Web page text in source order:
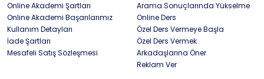
Online Akademi Şartları
Online Akademi Başarılarımız
Kullanım Detayları
İade Şartları
Mesafeli Satış Sözleşmesi
Arama Sonuçlarında Yükselme
Online Ders
Özel Ders Vermeye Başla
Özel Ders Vermek
Arkadaşlarına Öner
Reklam Ver